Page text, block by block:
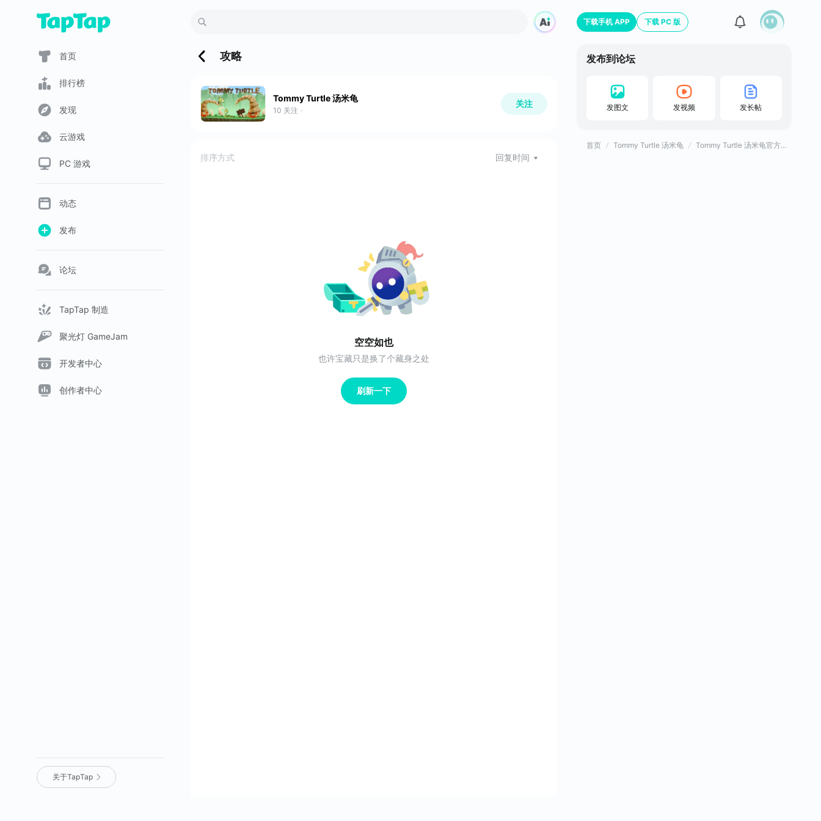
首页
排行榜
发现
云游戏
PC 游戏
动态
发布
论坛
TapTap 制造
聚光灯 GameJam
开发者中心
创作者中心
关于TapTap
攻略
Tommy Turtle 汤米龟
10 关注 ·
关注
排序方式 回复时间
空空如也
也许宝藏只是换了个藏身之处
刷新一下
下载手机 APP 下载 PC 版
发布到论坛
发图文 发视频 发长帖
首页 Tommy Turtle 汤米龟 Tommy Turtle 汤米龟官方论坛